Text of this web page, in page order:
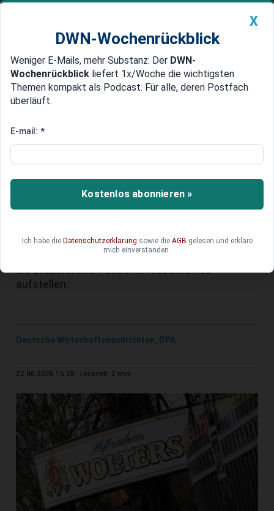
Newsticker MEIN DWN: Geldanlage Premium
Edelmetalle DWN-Magazin China
Fast 400 Jahre Biergeschichte –
Insolvenz
Die Insolvenz reiht sich in einen bundesweiten
Markttrend ein: Anhaltende Absatzschwäche
machen auch der Traditionsbrauerei Wolters aus
Braunschweig zu schaffen. Nun muss
die Brauerei ihren Geschäftsbetrieb neu
aufstellen.
Deutsche Wirtschaftsnachrichten, DPA
22.06.2026 15:28 Lesezeit: 2 min
X
DWN-Wochenrückblick
Weniger E-Mails, mehr Substanz: Der DWN-
Wochenrückblick liefert 1x/Woche die wichtigsten
Themen kompakt als Podcast. Für alle, deren Postfach
überläuft.
E-mail: *
Kostenlos abonnieren »
Ich habe die Datenschutzerklärung sowie die AGB gelesen und erkläre
mich einverstanden.